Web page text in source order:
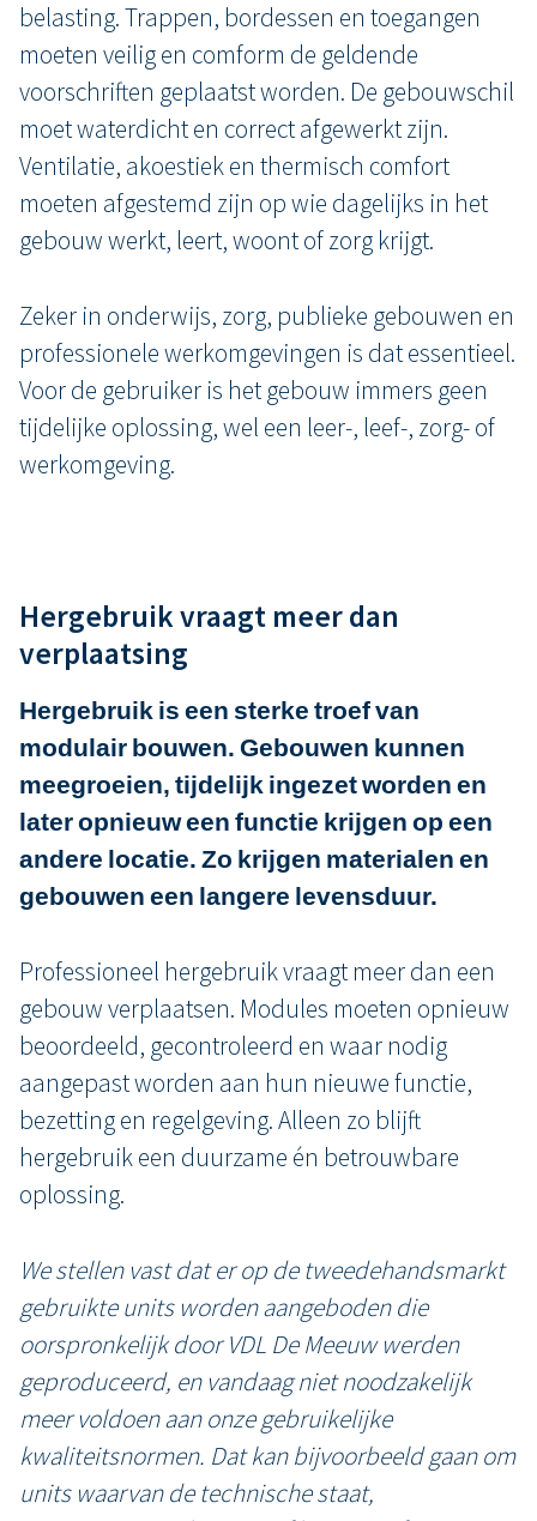
belasting. Trappen, bordessen en toegangen
moeten veilig en comform de geldende
voorschriften geplaatst worden. De gebouwschil
moet waterdicht en correct afgewerkt zijn.
Ventilatie, akoestiek en thermisch comfort
moeten afgestemd zijn op wie dagelijks in het
gebouw werkt, leert, woont of zorg krijgt.
Zeker in onderwijs, zorg, publieke gebouwen en
professionele werkomgevingen is dat essentieel.
Voor de gebruiker is het gebouw immers geen
tijdelijke oplossing, wel een leer-, leef-, zorg- of
werkomgeving.
Hergebruik vraagt meer dan
verplaatsing
Hergebruik is een sterke troef van
modulair bouwen. Gebouwen kunnen
meegroeien, tijdelijk ingezet worden en
later opnieuw een functie krijgen op een
andere locatie. Zo krijgen materialen en
gebouwen een langere levensduur.
Professioneel hergebruik vraagt meer dan een
gebouw verplaatsen. Modules moeten opnieuw
beoordeeld, gecontroleerd en waar nodig
aangepast worden aan hun nieuwe functie,
bezetting en regelgeving. Alleen zo blijft
hergebruik een duurzame én betrouwbare
oplossing.
We stellen vast dat er op de tweedehandsmarkt
gebruikte units worden aangeboden die
oorspronkelijk door VDL De Meeuw werden
geproduceerd, en vandaag niet noodzakelijk
meer voldoen aan onze gebruikelijke
kwaliteitsnormen. Dat kan bijvoorbeeld gaan om
units waarvan de technische staat,